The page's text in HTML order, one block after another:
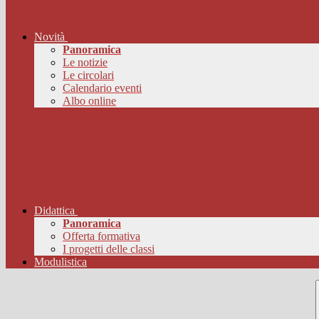
Novità
Panoramica
Le notizie
Le circolari
Calendario eventi
Albo online
Didattica
Panoramica
Offerta formativa
I progetti delle classi
Modulistica